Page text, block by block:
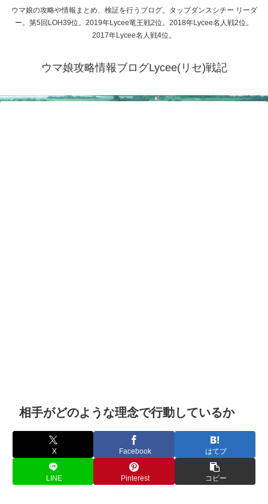
ウマ娘の攻略や情報まとめ、検証を行うブログ。タップダンスシチー リーダ
ー。第5回LOH39位。2019年Lycee竜王戦2位。2018年Lycee名人戦2位。
2017年Lycee名人戦4位。
ウマ娘攻略情報ブログLycee(リセ)戦記
相手がどのような理念で行動しているか
X Facebook はてブ
LINE Pinterest コピー